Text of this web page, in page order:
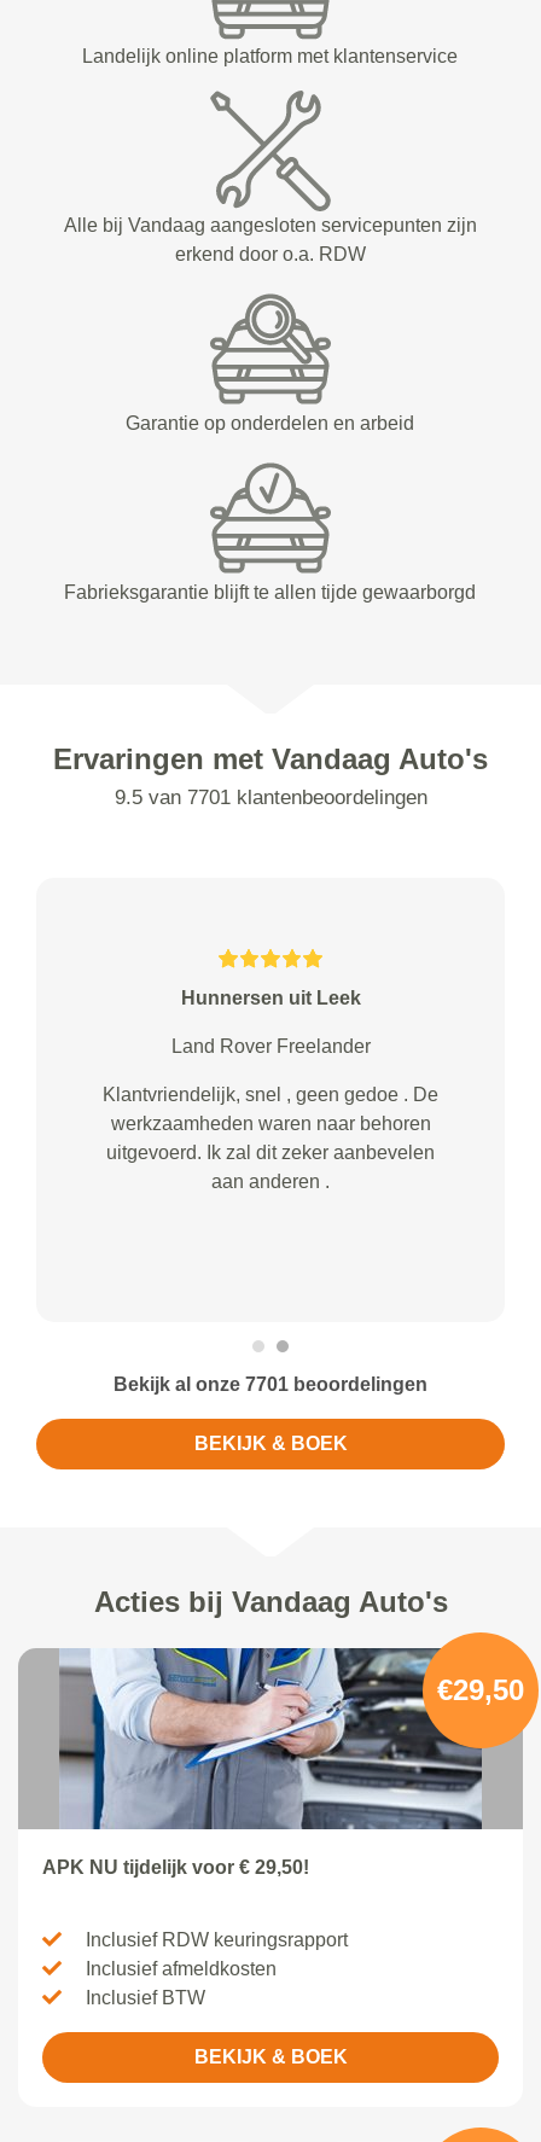
Landelijk online platform met klantenservice
Alle bij Vandaag aangesloten servicepunten zijn
erkend door o.a. RDW
Garantie op onderdelen en arbeid
Fabrieksgarantie blijft te allen tijde gewaarborgd
Ervaringen met Vandaag Auto's
9.5 van 7701 klantenbeoordelingen
Hunnersen uit Leek
Land Rover Freelander
Klantvriendelijk, snel , geen gedoe . De
werkzaamheden waren naar behoren
uitgevoerd. Ik zal dit zeker aanbevelen
aan anderen .
Bekijk al onze 7701 beoordelingen
BEKIJK & BOEK
Acties bij Vandaag Auto's
€29,50
APK NU tijdelijk voor € 29,50!
Inclusief RDW keuringsrapport
Inclusief afmeldkosten
Inclusief BTW
BEKIJK & BOEK